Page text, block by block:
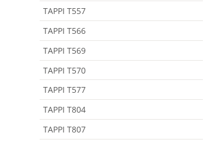
TAPPI T557
TAPPI T566
TAPPI T569
TAPPI T570
TAPPI T577
TAPPI T804
TAPPI T807